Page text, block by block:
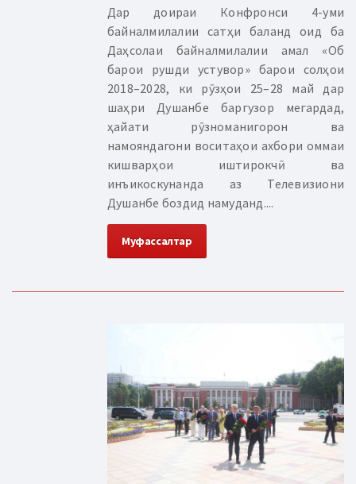
Дар доираи Конфронси 4-уми
байналмилалии сатҳи баланд оид ба
Даҳсолаи байналмилалии амал «Об
барои рушди устувор» барои солҳои
2018–2028, ки рӯзҳои 25–28 май дар
шаҳри Душанбе баргузор мегардад,
ҳайати рӯзноманигорон ва
намояндагони воситаҳои ахбори оммаи
кишварҳои иштирокчӣ ва
инъикоскунанда аз Телевизиони
Душанбе боздид намуданд....
Муфассалтар